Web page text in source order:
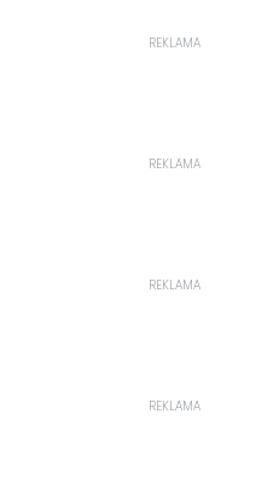
REKLAMA
REKLAMA
REKLAMA
REKLAMA